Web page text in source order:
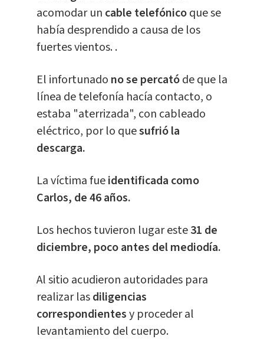
acomodar un cable telefónicoque se
había desprendido a causa de los
fuertes vientos. .
El infortunado no se percatóde que la
línea de telefonía hacía contacto, o
estaba "aterrizada", con cableado
eléctrico, por lo quesufrió la
descarga.
La víctima fueidentificada como
Carlos, de 46 años.
Los hechos tuvieron lugar este31 de
diciembre, poco antes del mediodía.
Al sitio acudieron autoridades para
realizar lasdiligencias
correspondientesy proceder al
levantamiento del cuerpo.